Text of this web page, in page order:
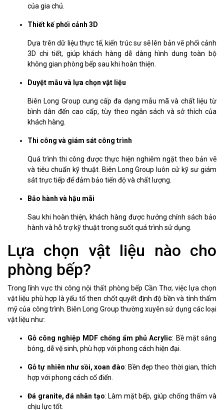
của gia chủ.
Thiết kế phối cảnh 3D
Dựa trên dữ liệu thực tế, kiến trúc sư sẽ lên bản vẽ phối cảnh
3D chi tiết, giúp khách hàng dễ dàng hình dung toàn bộ
không gian phòng bếp sau khi hoàn thiện.
Duyệt mẫu và lựa chọn vật liệu
Biên Long Group cung cấp đa dạng mẫu mã và chất liệu từ
bình dân đến cao cấp, tùy theo ngân sách và sở thích của
khách hàng.
Thi công và giám sát công trình
Quá trình thi công được thực hiện nghiêm ngặt theo bản vẽ
và tiêu chuẩn kỹ thuật. Biên Long Group luôn cử kỹ sư giám
sát trực tiếp để đảm bảo tiến độ và chất lượng.
Bảo hành và hậu mãi
Sau khi hoàn thiện, khách hàng được hưởng chính sách bảo
hành và hỗ trợ kỹ thuật trong suốt quá trình sử dụng.
Lựa chọn vật liệu nào cho
phòng bếp?
Trong lĩnh vực thi công nội thất phòng bếp Cần Thơ, việc lựa chọn
vật liệu phù hợp là yếu tố then chốt quyết định độ bền và tính thẩm
mỹ của công trình. Biên Long Group thường xuyên sử dụng các loại
vật liệu như:
Gỗ công nghiệp MDF chống ẩm phủ Acrylic: Bề mặt sáng
bóng, dễ vệ sinh, phù hợp với phong cách hiện đại.
Gỗ tự nhiên như sồi, xoan đào: Bền đẹp theo thời gian, thích
hợp với phong cách cổ điển.
Đá granite, đá nhân tạo: Làm mặt bếp, giúp chống thấm và
chịu lực tốt.